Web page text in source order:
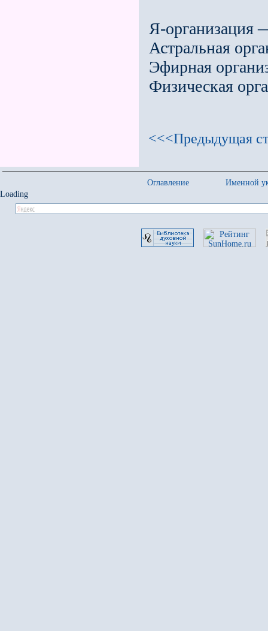
Я-организация
Астральная
Эфирная
Физическая
<<<Предыдущая
Оглавление
Именной
Loading